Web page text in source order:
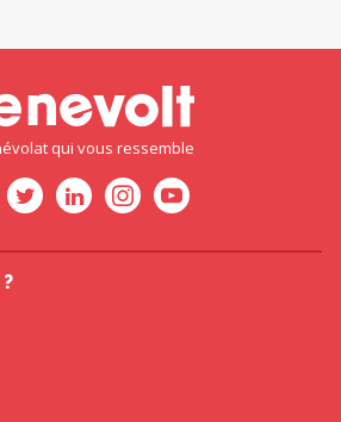
qui vous ressemble